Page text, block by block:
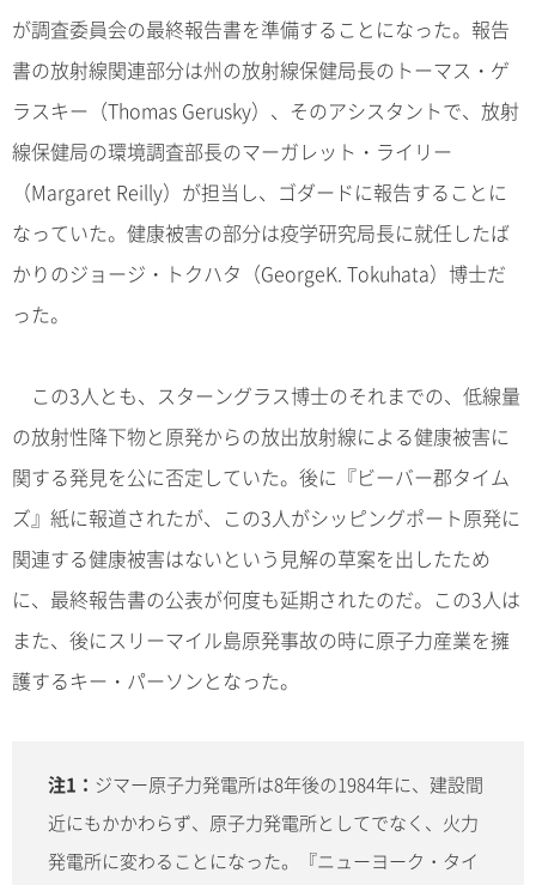
が調査委員会の最終報告書を準備することになった。報告
書の放射線関連部分は州の放射線保健局長のトーマス・ゲ
ラスキー（Thomas Gerusky）、そのアシスタントで、放射
線保健局の環境調査部長のマーガレット・ライリー
（Margaret Reilly）が担当し、ゴダードに報告することに
なっていた。健康被害の部分は疫学研究局長に就任したば
かりのジョージ・トクハタ（GeorgeK. Tokuhata）博士だ
った。
この3人とも、スターングラス博士のそれまでの、低線量
の放射性降下物と原発からの放出放射線による健康被害に
関する発見を公に否定していた。後に『ビーバー郡タイム
ズ』紙に報道されたが、この3人がシッピングポート原発に
関連する健康被害はないという見解の草案を出したため
に、最終報告書の公表が何度も延期されたのだ。この3人は
また、後にスリーマイル島原発事故の時に原子力産業を擁
護するキー・パーソンとなった。
注1： ジマー原子力発電所は8年後の1984年に、建設間
近にもかかわらず、原子力発電所としてでなく、火力
発電所に変わることになった。『ニューヨーク・タイ